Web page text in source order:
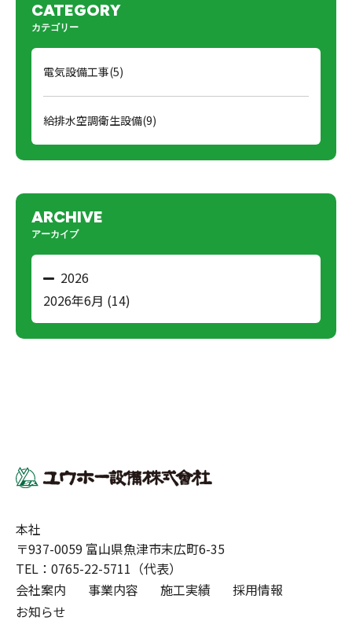
CATEGORY
カテゴリー
電気設備工事(5)
給排水空調衛生設備(9)
ARCHIVE
アーカイブ
2026
2026年6月 (14)
本社
〒937-0059 富山県魚津市末広町6-35
TEL： 0765-22-5711（代表）
会社案内
事業内容 施工実績
採用情報
お知らせ